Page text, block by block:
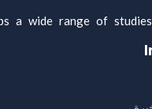
a wide range of